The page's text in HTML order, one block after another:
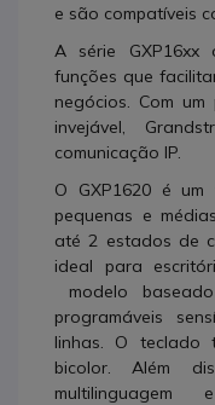
e são compatíveis
A série GXP16xx
funções que
negócios. Com
invejável,
comunicação IP.
O GXP1620 é
pequenas e
até 2 estados de
ideal para
modelo
programáveis
linhas. O teclado
bicolor. Além